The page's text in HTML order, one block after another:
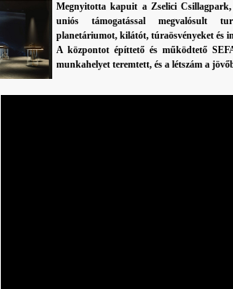
Megnyitotta kapuit a Zselici
uniós támogatással megvalósult
planetáriumot, kilátót, túraösvényeket és
A központot építtető és működtető
munkahelyet teremtett, és a létszám a